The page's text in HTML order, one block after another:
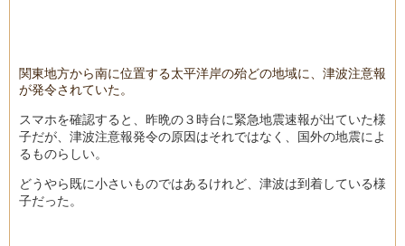
関東地方から南に位置する太平洋岸の殆どの地域に、津波注意報
が発令されていた。
スマホを確認すると、昨晩の３時台に緊急地震速報が出ていた様
子だが、津波注意報発令の原因はそれではなく、国外の地震によ
るものらしい。
どうやら既に小さいものではあるけれど、津波は到着している様
子だった。